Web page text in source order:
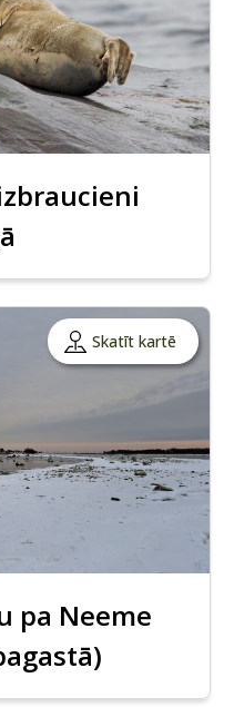
Skatīt kartē
pa Neeme